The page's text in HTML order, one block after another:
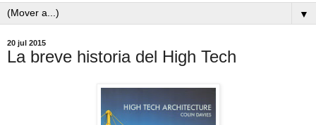
▼
20 jul 2015
La breve historia del High Tech